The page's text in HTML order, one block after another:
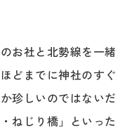
お社と北勢線を一緒
どまでに神社のすぐ
珍しいのではないだ
ねじり橋」といった